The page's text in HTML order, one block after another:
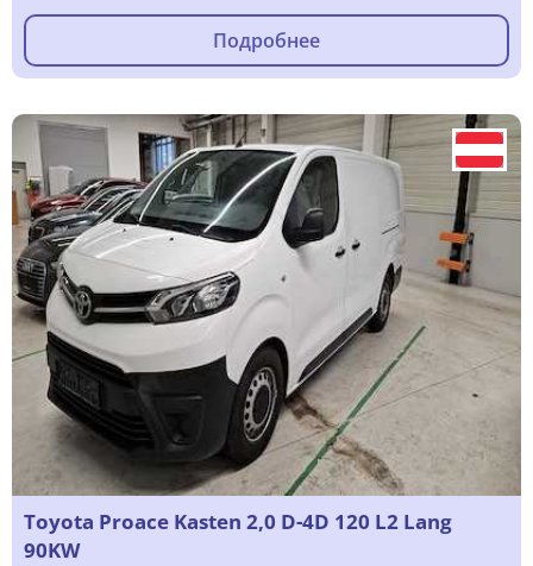
Подробнее
Toyota Proace Kasten 2,0 D-4D 120 L2 Lang
90KW